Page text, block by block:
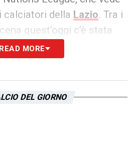
calciatori della Lazio. Tra i
quest’oggi c’è stata
che ha visto trionfare i
le reti di Bakasetas e
ha vissuto il match
READ MORE
DEL GIORNO